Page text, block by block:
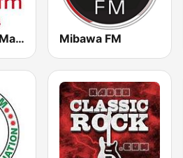
Capital Radio Malawi Mibawa FM